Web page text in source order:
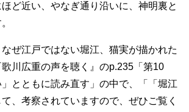
ど近い、やなぎ通り沿いに、神明裏と
ぜ江戸ではない堀江、猫実が描かれた
川広重の声を聴く』のp.235「第10
とともに読み直す」の中で、「「堀江
、考察されていますので、ぜひご覧く